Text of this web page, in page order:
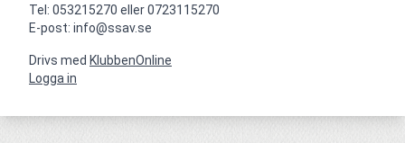
Tel: 053215270 eller 0723115270
E-post: info@ssav.se
Drivs med KlubbenOnline
Logga in